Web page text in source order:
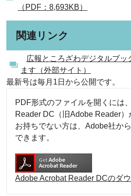
（PDF：8,693KB）
関連リンク
広報ところざわデジタルブ
ます（外部サイト）
最新号は毎月1日から公開です。
PDF形式のファイルを開くには
Reader DC（旧Adobe Reader）
お持ちでない方は、Adobe社か
できます。
Adobe Acrobat Reader DCのダ